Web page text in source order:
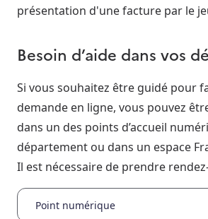
présentation d'une facture par le
Besoin d’aide dans vos
Si vous souhaitez être guidé pour
demande en ligne, vous pouvez
dans un des points d’accueil
département ou dans un espace
Il est nécessaire de prendre rendez-
Point numérique